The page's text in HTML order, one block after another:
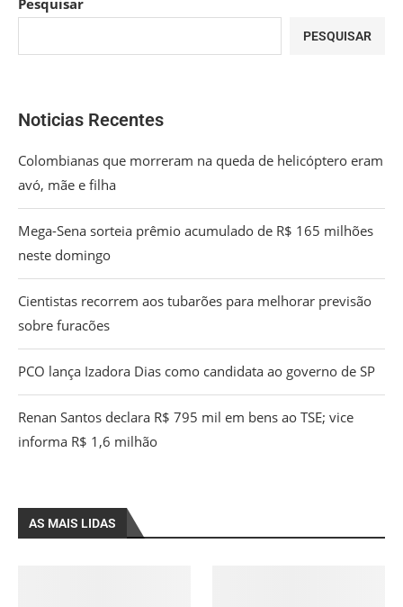
Pesquisar
PESQUISAR
Noticias Recentes
Colombianas que morreram na queda de helicóptero eram
avó, mãe e filha
Mega-Sena sorteia prêmio acumulado de R$ 165 milhões
neste domingo
Cientistas recorrem aos tubarões para melhorar previsão
sobre furacões
PCO lança Izadora Dias como candidata ao governo de SP
Renan Santos declara R$ 795 mil em bens ao TSE; vice
informa R$ 1,6 milhão
AS MAIS LIDAS